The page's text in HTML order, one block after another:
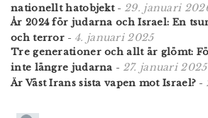
nationellt hatobjekt- 29. januari
År 2024 för judarna och Israel: En
och terror - 4. januari 2025
Tre generationer och allt är glömt:
inte längre judarna - 27. januari 2025
Är Väst Irans sista vapen mot Israel? -